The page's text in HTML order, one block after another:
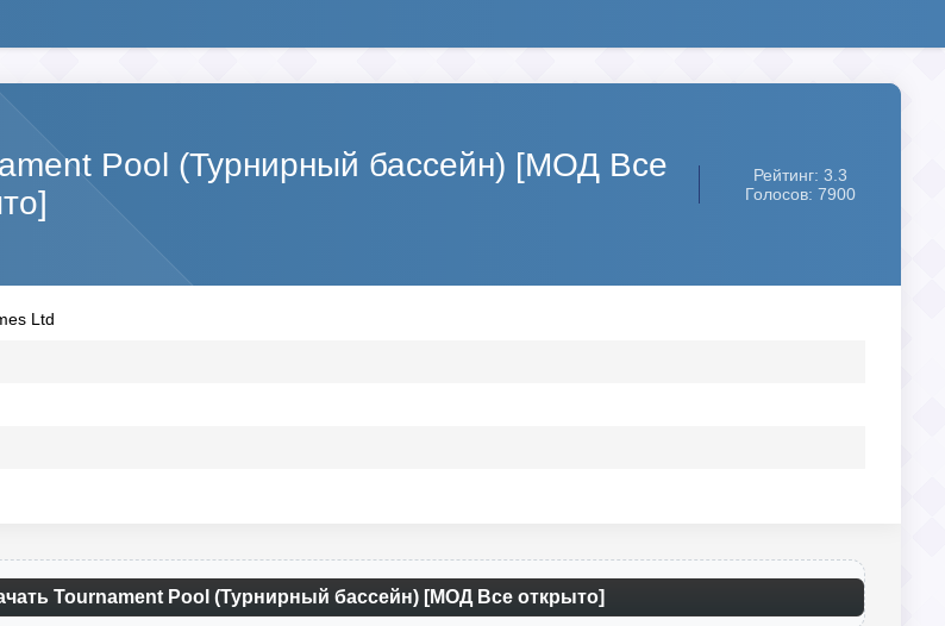
Pool (Турнирный бассейн) [МОД Все
Рейтинг: 3.3
Голосов: 7900
Ltd
Tournament Pool (Турнирный бассейн) [МОД Все открыто]